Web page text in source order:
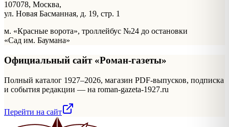
107078, Москва,
ул. Новая Басманная, д. 19, стр. 1
м. «Красные ворота», троллейбус №24 до остановки
«Сад им. Баумана»
Официальный сайт «Роман-газеты»
Полный каталог 1927–2026, магазин PDF-выпусков, подписка
и события редакции — на roman-gazeta-1927.ru
Перейти на сайт